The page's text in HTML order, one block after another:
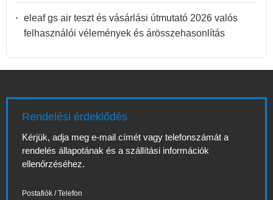
eleaf gs air teszt és vásárlási útmutató 2026 valós
felhasználói vélemények és árösszehasonlítás
Rendelési érdeklődés
Kérjük, adja meg e-mail címét vagy telefonszámát a
rendelés állapotának és a szállítási információk
ellenőrzéséhez.
Postafiók / Telefon